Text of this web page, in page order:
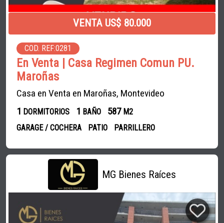
VENTA US$ 80.000
COD. REF:0281
En Venta | Casa Regimen Comun PU.
Maroñas
Casa en Venta en Maroñas, Montevideo
1 DORMITORIOS 1 BAÑO 587 M2
GARAGE / COCHERA
PATIO PARRILLERO
MG Bienes Raíces